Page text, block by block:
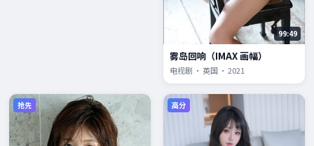
99:49
雾岛回响（IMAX 画幅）
电视剧 · 英国 · 2021
抢先 高分